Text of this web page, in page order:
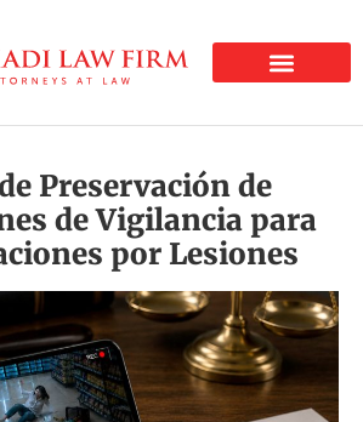
Preservación de
de Vigilancia para
por Lesiones